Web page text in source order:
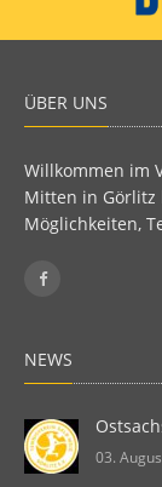
ÜBER UNS
Willkommen im
Mitten in Görlitz
Möglichkeiten,
NEWS
03.